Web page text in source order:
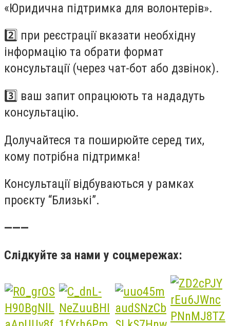
«Юридична підтримка для волонтерів».
2️⃣ при реєстрації вказати необхідну
інформацію та обрати формат
консультації (через чат-бот або дзвінок).
3️⃣ ваш запит опрацюють та нададуть
консультацію.
Долучайтеся та поширюйте серед тих,
кому потрібна підтримка!
Консультації відбуваються у рамках
проєкту “Близькі”.
———
Слідкуйте за нами у соцмережах: